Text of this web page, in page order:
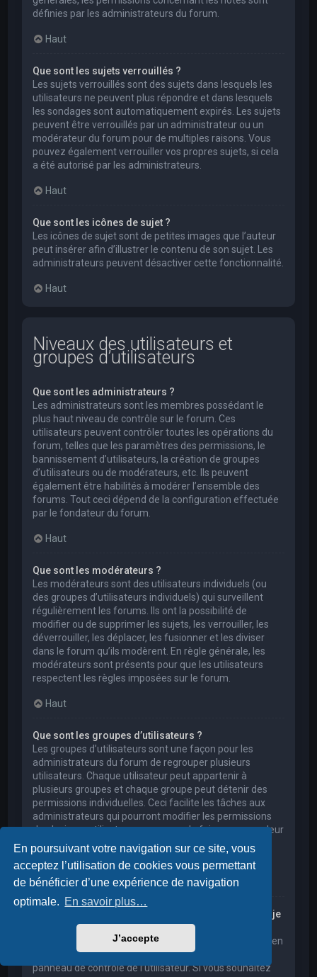
En poursuivant votre navigation sur ce site, vous
acceptez l’utilisation de cookies vous permettant
de bénéficier d’une expérience de navigation
optimale. En savoir plus…
J’accepte
définies par les administrateurs du forum.
Haut
Que sont les sujets verrouillés ?
Les sujets verrouillés sont des sujets dans lesquels les
utilisateurs ne peuvent plus répondre et dans lesquels
les sondages sont automatiquement expirés. Les sujets
peuvent être verrouillés par un administrateur ou un
modérateur du forum pour de multiples raisons. Vous
pouvez également verrouiller vos propres sujets, si cela
a été autorisé par les administrateurs.
Haut
Que sont les icônes de sujet ?
Les icônes de sujet sont de petites images que l’auteur
peut insérer afin d’illustrer le contenu de son sujet. Les
administrateurs peuvent désactiver cette fonctionnalité.
Haut
Niveaux des utilisateurs et
groupes d’utilisateurs
Que sont les administrateurs ?
Les administrateurs sont les membres possédant le
plus haut niveau de contrôle sur le forum. Ces
utilisateurs peuvent contrôler toutes les opérations du
forum, telles que les paramètres des permissions, le
bannissement d’utilisateurs, la création de groupes
d’utilisateurs ou de modérateurs, etc. Ils peuvent
également être habilités à modérer l’ensemble des
forums. Tout ceci dépend de la configuration effectuée
par le fondateur du forum.
Haut
Que sont les modérateurs ?
Les modérateurs sont des utilisateurs individuels (ou
des groupes d’utilisateurs individuels) qui surveillent
régulièrement les forums. Ils ont la possibilité de
modifier ou de supprimer les sujets, les verrouiller, les
déverrouiller, les déplacer, les fusionner et les diviser
dans le forum qu’ils modèrent. En règle générale, les
modérateurs sont présents pour que les utilisateurs
respectent les règles imposées sur le forum.
Haut
Que sont les groupes d’utilisateurs ?
Les groupes d’utilisateurs sont une façon pour les
administrateurs du forum de regrouper plusieurs
utilisateurs. Chaque utilisateur peut appartenir à
plusieurs groupes et chaque groupe peut détenir des
permissions individuelles. Ceci facilite les tâches aux
administrateurs qui pourront modifier les permissions
de plusieurs utilisateurs en une seule fois, ou encore leur
accorder des pouvoirs de modération, ou bien leur
donner accès à un forum privé.
Haut
Où sont les groupes d’utilisateurs et comment puis-je
en rejoindre un ?
Vous pouvez consulter tous les groupes d’utilisateurs en
cliquant sur le lien « Groupes d’utilisateurs » depuis le
panneau de contrôle de l’utilisateur. Si vous souhaitez